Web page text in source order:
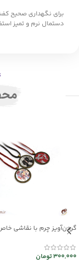
برای نگهداری صحیح
دستمال نرم و تمیز
گردن‌آویز چرم با نقاشی
mrc2714-14
300,000تومان